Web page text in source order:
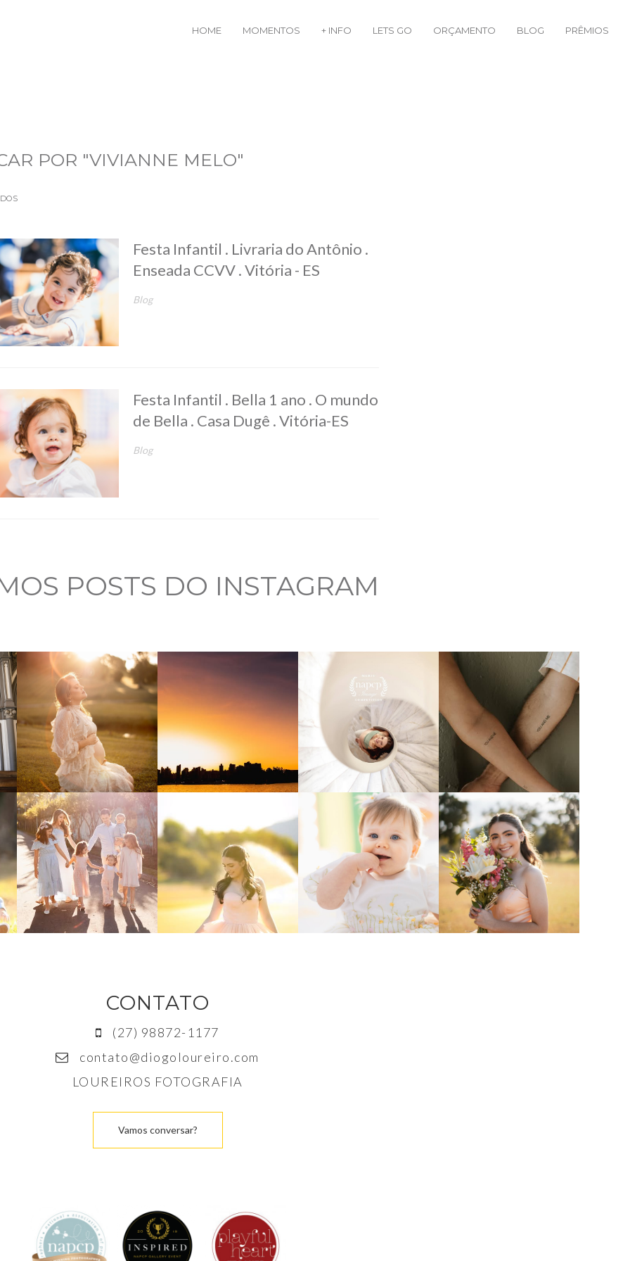
HOME MOMENTOS + INFO LETS GO ORÇAMENTO BLOG PRÊMIOS
POR "VIVIANNE MELO"
Festa Infantil . Livraria do Antônio .
Enseada CCVV . Vitória - ES
Blog
Festa Infantil . Bella 1 ano . O mundo
de Bella . Casa Dugê . Vitória-ES
Blog
POSTS DO INSTAGRAM
CONTATO
(27) 98872-1177
contato@diogoloureiro.com
LOUREIROS FOTOGRAFIA
Vamos conversar?